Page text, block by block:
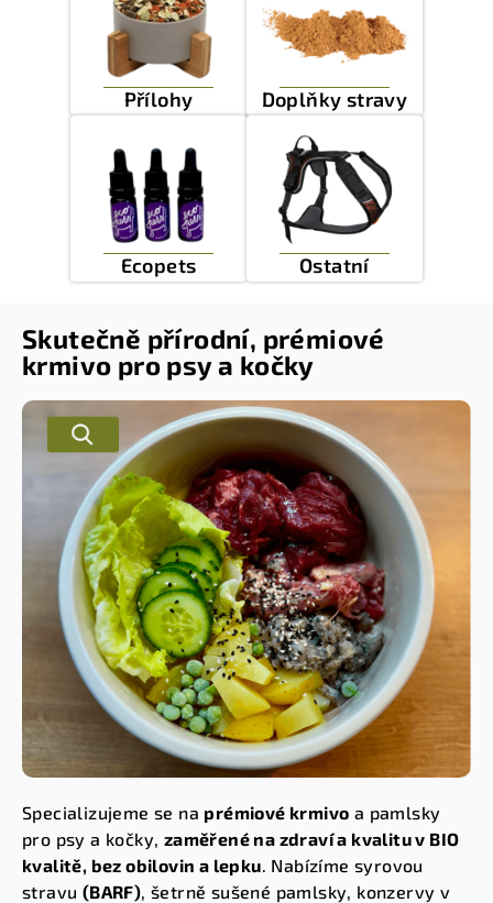
Přílohy Doplňky stravy
Ecopets Ostatní
Skutečně přírodní, prémiové
krmivo pro psy a kočky
Specializujeme se na prémiové krmivo a pamlsky
pro psy a kočky, zaměřené na zdraví a kvalitu v BIO
kvalitě, bez obilovin a lepku . Nabízíme syrovou
stravu (BARF) , šetrně sušené pamlsky, konzervy v